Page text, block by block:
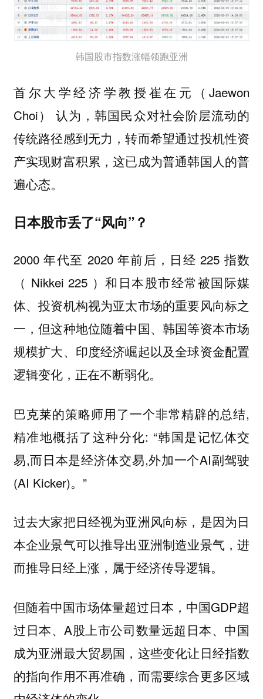
韩国股市指数涨幅领跑亚洲
首尔大学经济学教授崔在元（Jaewon
Choi） 认为，韩国民众对社会阶层流动的
传统路径感到无力，转而希望通过投机性资
产实现财富积累，这已成为普通韩国人的普
遍心态。
日本股市丢了“风向”？
2000 年代至 2020 年前后，日经 225 指数
（ Nikkei 225 ）和日本股市经常被国际媒
体、投资机构视为亚太市场的重要风向标之
一，但这种地位随着中国、韩国等资本市场
规模扩大、印度经济崛起以及全球资金配置
逻辑变化，正在不断弱化。
巴克莱的策略师用了一个非常精辟的总结,
精准地概括了这种分化: “韩国是记忆体交
易,而日本是经济体交易,外加一个AI副驾驶
(AI Kicker)。”
过去大家把日经视为亚洲风向标，是因为日
本企业景气可以推导出亚洲制造业景气，进
而推导日经上涨，属于经济传导逻辑。
但随着中国市场体量超过日本，中国GDP超
过日本、A股上市公司数量远超日本、中国
成为亚洲最大贸易国，这些变化让日经指数
的指向作用不再准确，而需要综合更多区域